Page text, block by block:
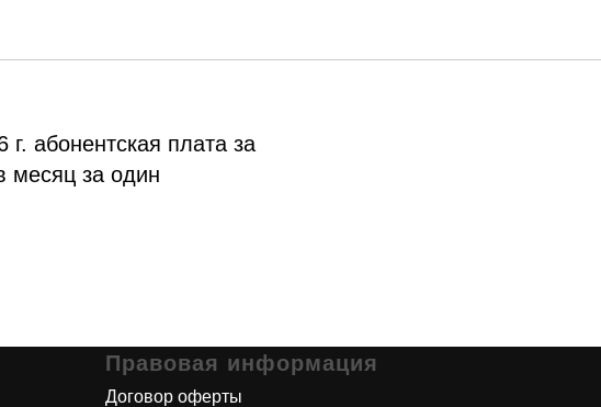
абонентская плата за
месяц за один
Правовая информация
Договор оферты